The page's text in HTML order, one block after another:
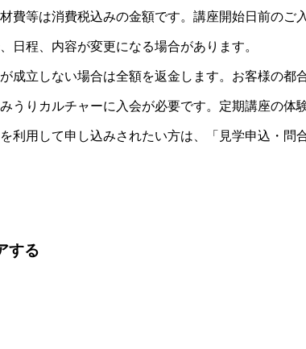
費等は消費税込みの金額です。講座開始日前のご
日程、内容が変更になる場合があります。
成立しない場合は全額を返金します。お客様の都
うりカルチャーに入会が必要です。定期講座の体
利用して申し込みされたい方は、「見学申込・問
する